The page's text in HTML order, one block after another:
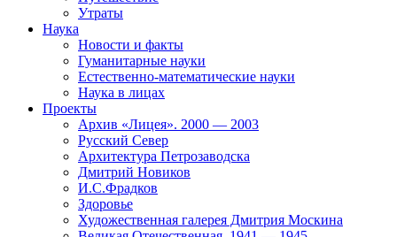
Утраты
Наука
Новости и факты
Гуманитарные науки
Естественно-математические науки
Наука в лицах
Проекты
Архив «Лицея». 2000 — 2003
Русский Север
Архитектура Петрозаводска
Дмитрий Новиков
И.С.Фрадков
Здоровье
Художественная галерея Дмитрия Москина